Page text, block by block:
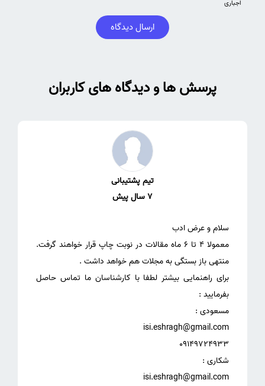
اجباری
ارسال دیدگاه
پرسش ها و دیدگاه های کاربران
تیم پشتیبانی
7 سال پیش
معمولا 4 تا 6 ماه مقالات در نوبت چاپ قرار خواهند گرفت.
برای راهنمایی بیشتر لطفا با کارشناسان ما تماس حاصل